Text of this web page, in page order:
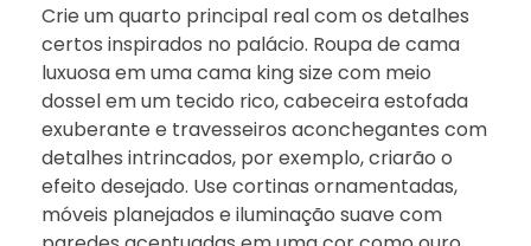
Crie um quarto principal real com os detalhes
certos inspirados no palácio. Roupa de cama
luxuosa em uma cama king size com meio
dossel em um tecido rico, cabeceira estofada
exuberante e travesseiros aconchegantes com
detalhes intrincados, por exemplo, criarão o
efeito desejado. Use cortinas ornamentadas,
móveis planejados e iluminação suave com